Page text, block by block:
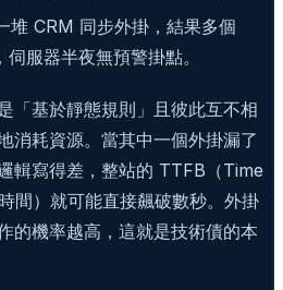
堆 CRM 同步外掛，結果多個
服器半夜無預警掛點。
「基於靜態規則」且彼此互不相
消耗資源。當其中一個外掛漏了
輯寫得差，整站的 TTFB（Time
間）就可能直接飆破數秒。外掛
的機率越高，這就是技術債的本